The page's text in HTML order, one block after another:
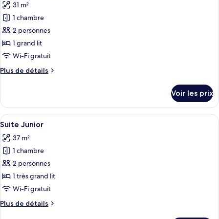
Chambre
Standard
les
photos
pour
ce
type
chambre :
31 m²
1 chambre
2 personnes
1 grand lit
Wi-Fi gratuit
Plus de détails
Plus
le
type
de
Chambre
Confort
Voir les prix
Afficher
toutes
les
photos
pour
ce
type
chambre :
Une chambre d’hôtel avec un
14
Suite Junior
37 m²
1 chambre
2 personnes
1 très grand lit
Wi-Fi gratuit
Plus de détails
Plus